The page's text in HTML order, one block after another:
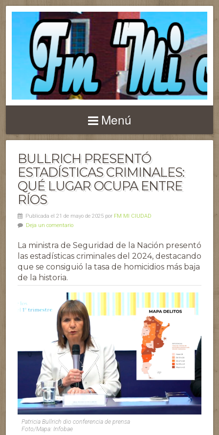
Menú
BULLRICH PRESENTÓ
ESTADÍSTICAS CRIMINALES:
QUÉ LUGAR OCUPA ENTRE
RÍOS
Publicada el 21 de mayo de 2025 por FM MI CIUDAD
Deja un comentario
La ministra de Seguridad de la Nación presentó
las estadísticas criminales del 2024, destacando
que se consiguió la tasa de homicidios más baja
de la historia.
Patricia Bullrich dio conferencia de prensa
Foto/Mapa: Infobae